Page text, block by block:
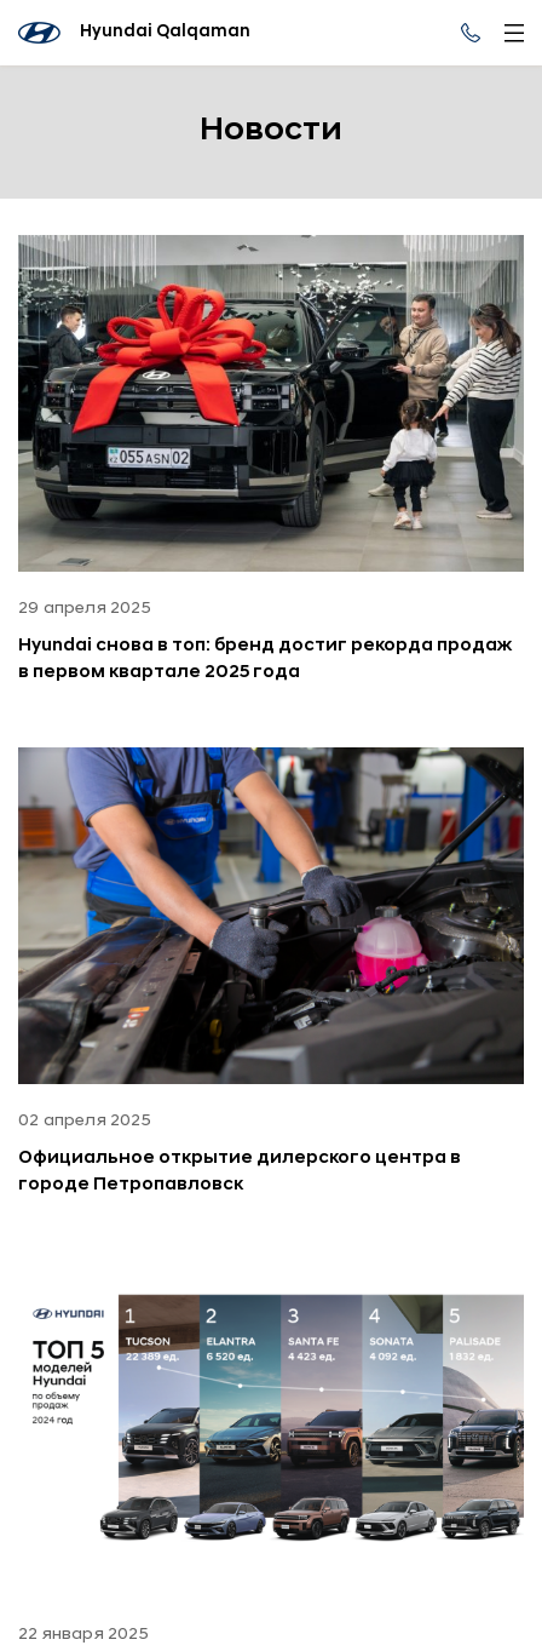
Hyundai Qalqaman
Новости
29 апреля 2025
Hyundai снова в топ: бренд достиг рекорда продаж
в первом квартале 2025 года
02 апреля 2025
Официальное открытие дилерского центра в
городе Петропавловск
22 января 2025